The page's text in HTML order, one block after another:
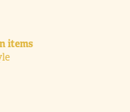
items